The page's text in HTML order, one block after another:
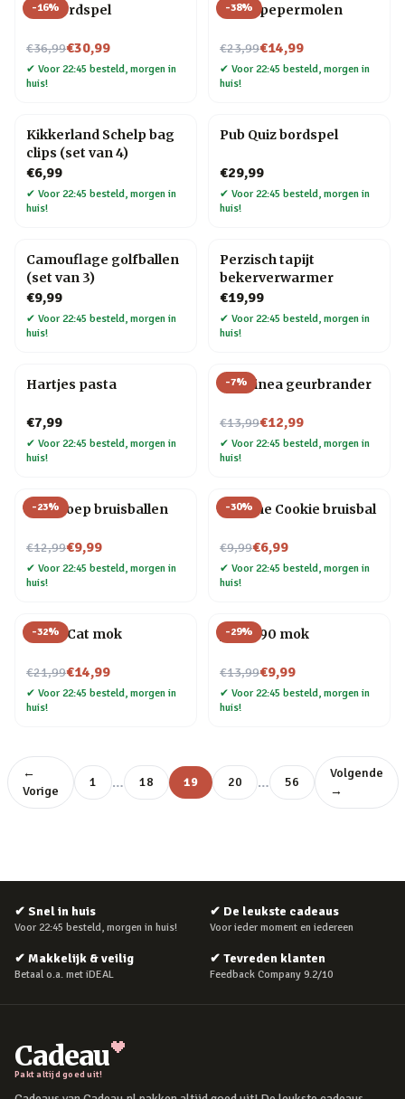
-16%
Gin bordspel
€36,99
Nu voor€30,99
✔ Voor 22:45 besteld, morgen in
huis!
-38%
Vogel pepermolen
€23,99
Nu voor€14,99
✔ Voor 22:45 besteld, morgen in
huis!
Kikkerland Schelp bag
clips (set van 4)
€6,99
✔ Voor 22:45 besteld, morgen in
huis!
Pub Quiz bordspel
€29,99
✔ Voor 22:45 besteld, morgen in
huis!
Camouflage golfballen
(set van 3)
€9,99
✔ Voor 22:45 besteld, morgen in
huis!
Perzisch tapijt
bekerverwarmer
€19,99
✔ Voor 22:45 besteld, morgen in
huis!
Hartjes pasta
€7,99
✔ Voor 22:45 besteld, morgen in
huis!
-7%
Chiminea geurbrander
€13,99
Nu voor€12,99
✔ Voor 22:45 besteld, morgen in
huis!
-23%
Dinopoep bruisballen
€12,99
Nu voor€9,99
✔ Voor 22:45 besteld, morgen in
huis!
-30%
Fortune Cookie bruisbal
€9,99
Nu voor€6,99
✔ Voor 22:45 besteld, morgen in
huis!
-32%
Crazy Cat mok
€21,99
Nu voor€14,99
✔ Voor 22:45 besteld, morgen in
huis!
-29%
Jaren 90 mok
€13,99
Nu voor€9,99
✔ Voor 22:45 besteld, morgen in
huis!
←
Vorige
1 … 18 19 20 … 56
Volgende
→
✔ Snel in huis
Voor 22:45 besteld, morgen in huis!
✔ De leukste cadeaus
Voor ieder moment en iedereen
✔ Makkelijk & veilig
Betaal o.a. met iDEAL
✔ Tevreden klanten
Feedback Company 9.2/10
Cadeau
Pakt altijd goed uit!